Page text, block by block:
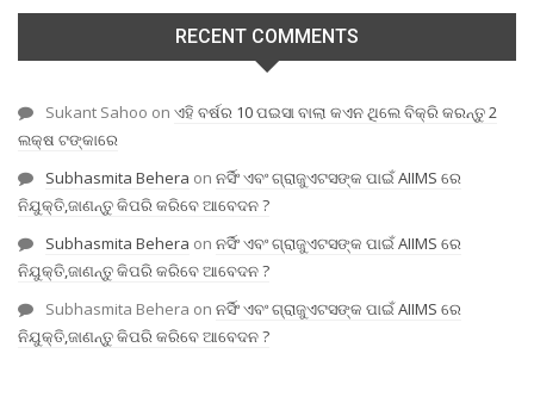
RECENT COMMENTS
Sukant Sahoo on ଏହି ବର୍ଷର 10 ପଇସା ବାଲା କଏନ ଥିଲେ ବିକ୍ରି କରନ୍ତୁ 2
ଲକ୍ଷ ଟଙ୍କାରେ
Subhasmita Behera on ନର୍ସିଂ ଏବଂ ଗ୍ରାଜୁଏଟସଙ୍କ ପାଇଁ AIIMS ରେ
ନିଯୁକ୍ତି,ଜାଣନ୍ତୁ କିପରି କରିବେ ଆବେଦନ ?
Subhasmita Behera on ନର୍ସିଂ ଏବଂ ଗ୍ରାଜୁଏଟସଙ୍କ ପାଇଁ AIIMS ରେ
ନିଯୁକ୍ତି,ଜାଣନ୍ତୁ କିପରି କରିବେ ଆବେଦନ ?
Subhasmita Behera on ନର୍ସିଂ ଏବଂ ଗ୍ରାଜୁଏଟସଙ୍କ ପାଇଁ AIIMS ରେ
ନିଯୁକ୍ତି,ଜାଣନ୍ତୁ କିପରି କରିବେ ଆବେଦନ ?